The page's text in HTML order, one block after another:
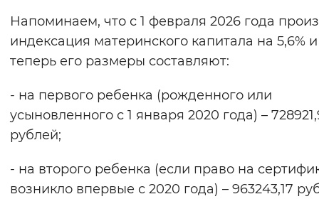
Напоминаем, что с 1 февраля 2026 года
индексация материнского капитала на 5,6% и
теперь его размеры составляют:
- на первого ребенка (рожденного или
усыновленного с 1 января 2020 года) –
рублей;
- на второго ребенка (если право на
возникло впервые с 2020 года) – 963243,17